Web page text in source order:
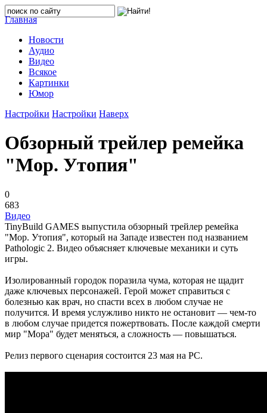
Главная
Новости
Аудио
Видео
Всякое
Картинки
Юмор
Настройки Настройки Наверх
Обзорный трейлер ремейка
"Мор. Утопия"
0
683
Видео
TinyBuild GAMES выпустила обзорный трейлер ремейка
"Мор. Утопия", который на Западе известен под названием
Pathologic 2. Видео объясняет ключевые механики и суть
игры.
Изолированный городок поразила чума, которая не щадит
даже ключевых персонажей. Герой может справиться с
болезнью как врач, но спасти всех в любом случае не
получится. И время услужливо никто не остановит — чем-то
в любом случае придется пожертвовать. После каждой смерти
мир "Мора" будет меняться, а сложность — повышаться.
Релиз первого сценария состоится 23 мая на PC.